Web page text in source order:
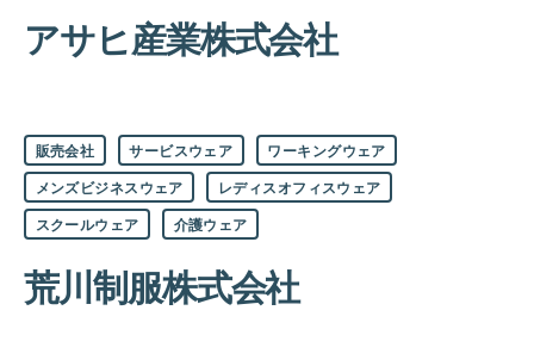
アサヒ産業株式会社
カ
テ
ゴ
リ
ー
販売会社 サービスウェア
ワーキングウェア
メンズビジネスウェア
レディスオフィスウェア
スクールウェア
介護ウェア
荒川制服株式会社